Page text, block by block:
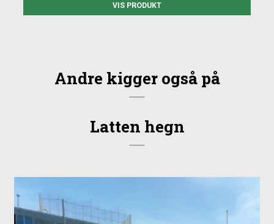
VIS PRODUKT
Andre kigger også på
Latten hegn